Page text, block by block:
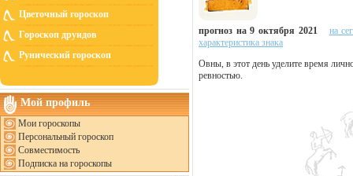
Цветочный гороскоп
Гороскоп друидов
Рунический гороскоп
Мой профиль
Мои гороскопы
Персональный гороскоп
Совместимость
Подписка на гороскопы
прогноз на 9 октября 2021
на
характеристика знака
Овны, в этот день уделите время
ревностью.